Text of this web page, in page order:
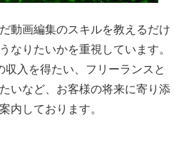
動画編集のスキルを教えるだけ
なりたいかを重視しています。
収入を得たい、フリーランスと
いなど、お客様の将来に寄り添
内しております。